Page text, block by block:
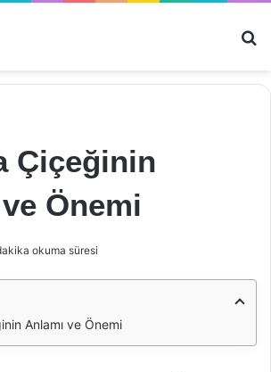
Çiçeğinin
Önemi
okuma süresi
Anlamı ve Önemi